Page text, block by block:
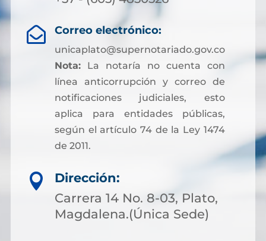
 Correo electrónico:
unicaplato@supernotariado.gov.co
Nota:La notaría no cuenta con
línea anticorrupción y correo de
notificaciones judiciales, esto
aplica para entidades públicas,
según el artículo 74 de la Ley 1474
de 2011.

Dirección:
Carrera 14 No. 8-03, Plato,
Magdalena.(Única Sede)